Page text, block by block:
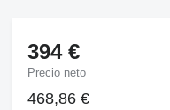
394 €
Precio neto
468,86 €